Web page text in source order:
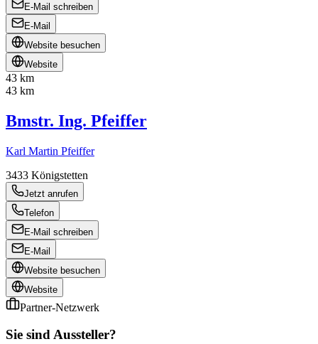
E-Mail schreiben
E-Mail
Website besuchen
Website
43 km
43 km
Bmstr. Ing. Pfeiffer
Karl Martin Pfeiffer
3433 Königstetten
Jetzt anrufen
Telefon
E-Mail schreiben
E-Mail
Website besuchen
Website
Partner-Netzwerk
Sie sind Aussteller?